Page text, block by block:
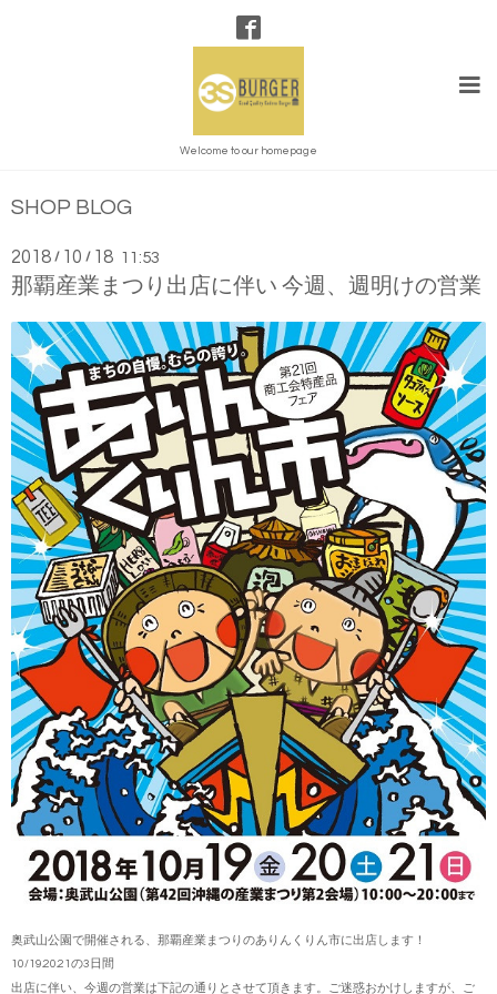
Welcome to our homepage
SHOP BLOG
2018 / 10 / 18 11:53
那覇産業まつり出店に伴い 今週、週明けの営業
奥武山公園で開催される、那覇産業まつりのありんくりん市に出店します！
10/19.20.21の3日間
出店に伴い、今週の営業は下記の通りとさせて頂きます。ご迷惑おかけしますが、ご